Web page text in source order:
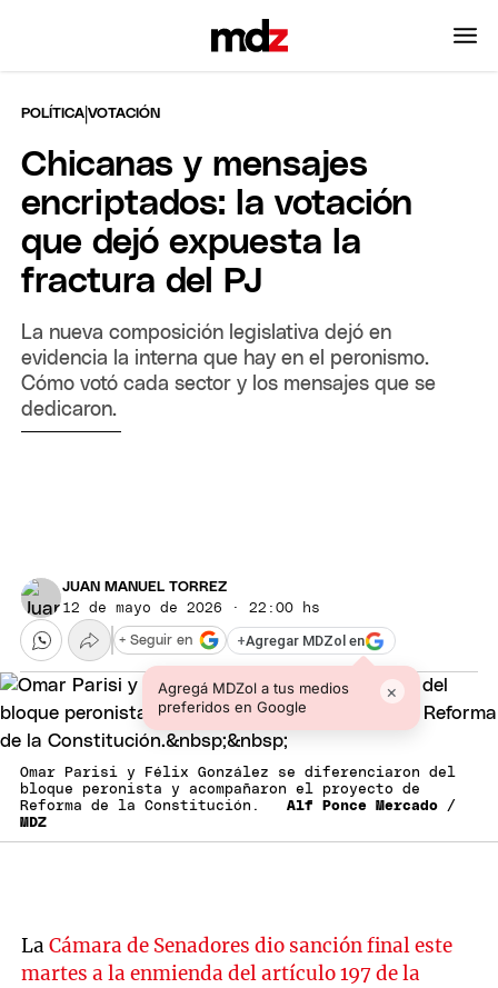
POLÍTICA |VOTACIÓN
Chicanas y mensajes
encriptados: la votación
que dejó expuesta la
fractura del PJ
La nueva composición legislativa dejó en
evidencia la interna que hay en el peronismo.
Cómo votó cada sector y los mensajes que se
dedicaron.
JUAN MANUEL TORREZ
12 de mayo de 2026 · 22:00 hs
+Agregar MDZol en
Agregá MDZol a tus medios
preferidos en Google
×
+ Seguir en
Omar Parisi y Félix González se diferenciaron del
bloque peronista y acompañaron el proyecto de
Reforma de la Constitución. Alf Ponce Mercado /
MDZ
LaCámara de Senadores dio sanción final este
martes a la enmienda del artículo 197 de la